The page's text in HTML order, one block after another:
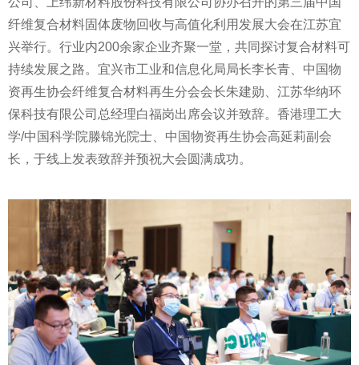
纤维复合材料固体废物回收与高值化利用发展大会在江苏宜
兴举行。行业内200余家企业齐聚一堂，共同探讨复合材料可
持续发展之路。宜兴市工业和信息化局局长李长青、中国物
资再生协会纤维复合材料再生分会会长朱建勋、江苏华纳环
保科技有限公司总经理白福岗出席会议并致辞。香港理工大
学/中国科学院滕锦光院士、中国物资再生协会高延莉副会
长，于线上发表致辞并预祝大会圆满成功。